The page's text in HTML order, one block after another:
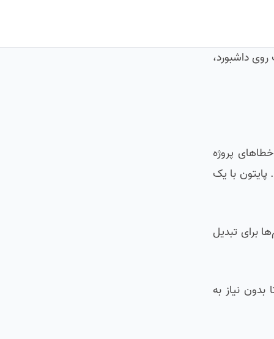
داشبورد،
پروژه
با یک
برای تبدیل
نیاز به